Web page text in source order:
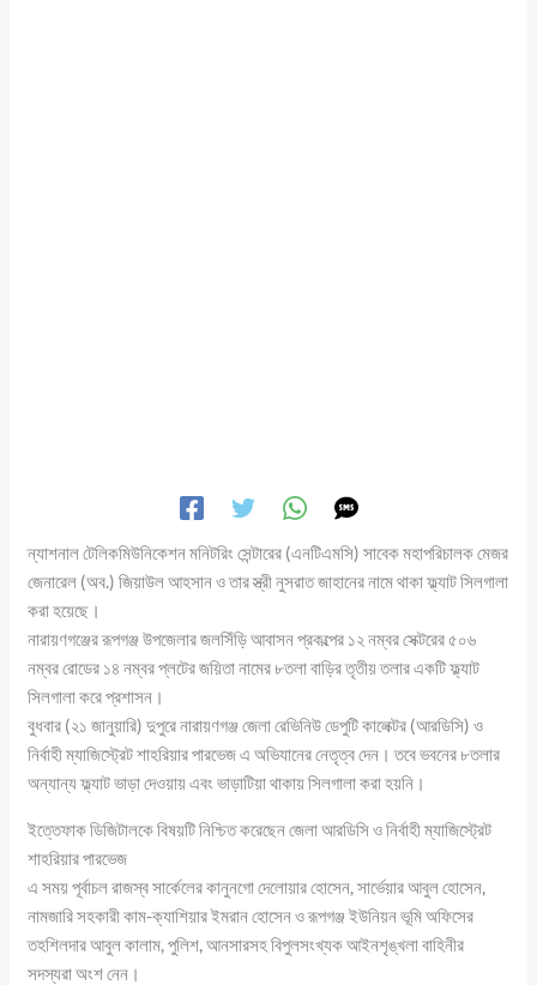
ন্যাশনাল টেলিকমিউনিকেশন মনিটরিং সেন্টারের (এনটিএমসি) সাবেক মহাপরিচালক মেজর
জেনারেল (অব.) জিয়াউল আহসান ও তার স্ত্রী নুসরাত জাহানের নামে থাকা ফ্ল্যাট সিলগালা
করা হয়েছে।
নারায়ণগঞ্জের রূপগঞ্জ উপজেলার জলসিঁড়ি আবাসন প্রকল্পের ১২ নম্বর সেক্টরের ৫০৬
নম্বর রোডের ১৪ নম্বর প্লটের জয়িতা নামের ৮তলা বাড়ির তৃতীয় তলার একটি ফ্ল্যাট
সিলগালা করে প্রশাসন।
বুধবার (২১ জানুয়ারি) দুপুরে নারায়ণগঞ্জ জেলা রেভিনিউ ডেপুটি কালেক্টর (আরডিসি) ও
নির্বাহী ম্যাজিস্ট্রেট শাহরিয়ার পারভেজ এ অভিযানের নেতৃত্ব দেন। তবে ভবনের ৮তলার
অন্যান্য ফ্ল্যাট ভাড়া দেওয়ায় এবং ভাড়াটিয়া থাকায় সিলগালা করা হয়নি।
ইত্তেফাক ডিজিটালকে বিষয়টি নিশ্চিত করেছেন জেলা আরডিসি ও নির্বাহী ম্যাজিস্ট্রেট
শাহরিয়ার পারভেজ
এ সময় পূর্বাচল রাজস্ব সার্কেলের কানুনগো দেলোয়ার হোসেন, সার্ভেয়ার আবুল হোসেন,
নামজারি সহকারী কাম-ক্যাশিয়ার ইমরান হোসেন ও রূপগঞ্জ ইউনিয়ন ভূমি অফিসের
তহশিলদার আবুল কালাম, পুলিশ, আনসারসহ বিপুলসংখ্যক আইনশৃঙ্খলা বাহিনীর
সদস্যরা অংশ নেন।